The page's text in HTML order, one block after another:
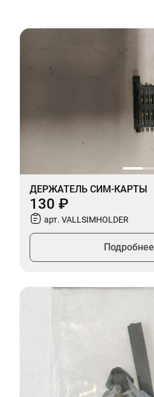
ДЕРЖАТЕЛЬ СИМ-КАРТЫ
130 ₽
арт. VALLSIMHOLDER
Подробнее